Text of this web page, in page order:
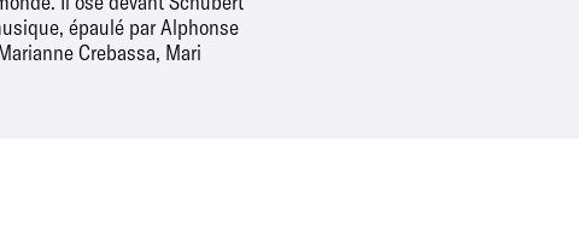
épaulé par Alphonse
Crebassa, Mari